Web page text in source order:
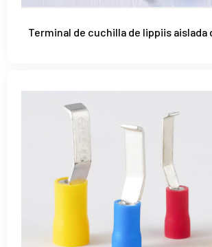
Terminal de cuchilla de lippiis aislada